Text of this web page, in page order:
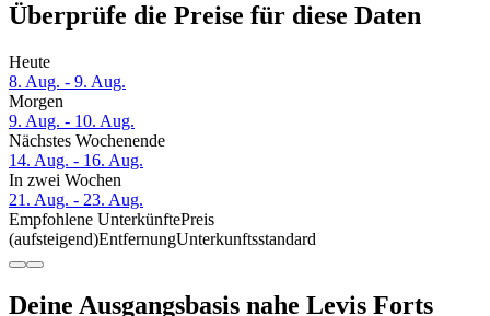
Überprüfe die Preise für diese Daten
Heute
8. Aug. - 9. Aug.
Morgen
9. Aug. - 10. Aug.
Nächstes Wochenende
14. Aug. - 16. Aug.
In zwei Wochen
21. Aug. - 23. Aug.
Empfohlene UnterkünftePreis
(aufsteigend)EntfernungUnterkunftsstandard
Deine Ausgangsbasis nahe Levis Forts